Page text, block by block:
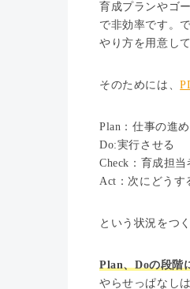
育成プランやゴ
で非効率です。
やり方を用意し
そのためには、
Plan：仕事の進
Do:実行させる
Check：育成担
Act：次にどうす
という状況をつ
Plan、Doの段階
やらせっぱなし